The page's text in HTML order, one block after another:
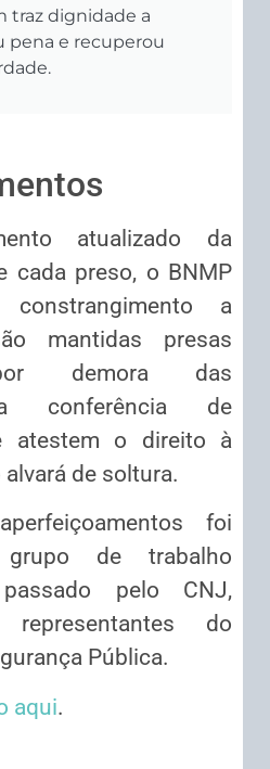
traz dignidade a
pena e recuperou
atualizado da
cada preso, o BNMP
a
mantidas presas
demora das
conferência de
atestem o direito à
alvará de soltura.
foi
de trabalho
pelo CNJ,
do
Pública.
aqui.